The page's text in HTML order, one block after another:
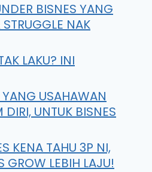
BISNES YANG
NAK
LAKU? INI
USAHAWAN
DIRI, UNTUK BISNES
KENA TAHU 3P NI,
GROW LEBIH LAJU!